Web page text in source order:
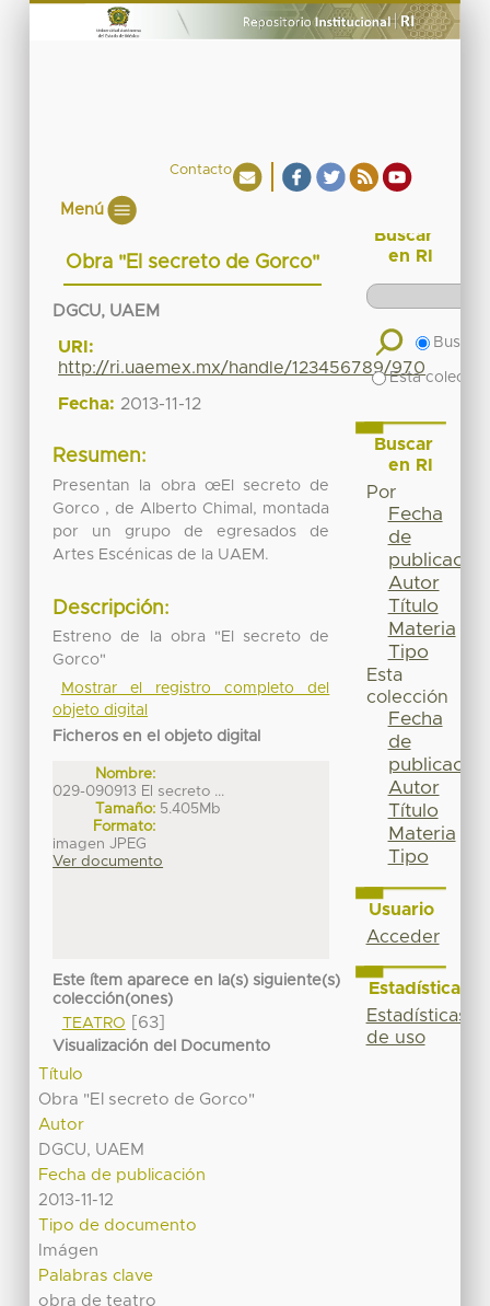
Contacto
Menú
Obra "El secreto de Gorco"
DGCU, UAEM
URI:
http://ri.uaemex.mx/handle/123456789/970
Fecha: 2013-11-12
Resumen:
Presentan la obra œEl secreto de
Gorco , de Alberto Chimal, montada
por un grupo de egresados de
Artes Escénicas de la UAEM.
Descripción:
Estreno de la obra "El secreto de
Gorco"
Mostrar el registro completo del
objeto digital
Ficheros en el objeto digital
Nombre:
029-090913 El secreto ...
Tamaño: 5.405Mb
Formato:
imagen JPEG
Ver documento
Este ítem aparece en la(s) siguiente(s)
colección(ones)
TEATRO
[63]
Visualización del Documento
Título
Obra "El secreto de Gorco"
Autor
DGCU, UAEM
Fecha de publicación
2013-11-12
Tipo de documento
Imágen
Palabras clave
obra de teatro
Buscar
en RI
Buscar
Esta
Buscar
en RI
Por
Fecha
de
publicación
Autor
Título
Materia
Tipo
Esta
colección
Fecha
de
publicación
Autor
Título
Materia
Tipo
Usuario
Acceder
Estadísticas
Estadísticas
de uso